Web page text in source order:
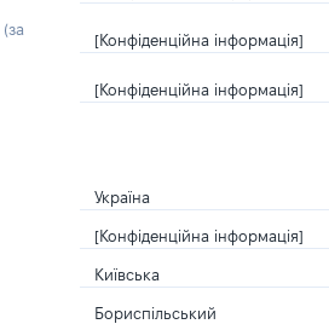
[Конфіденційна інформація]
[Конфіденційна інформація]
Україна
[Конфіденційна інформація]
Київська
Бориспільський